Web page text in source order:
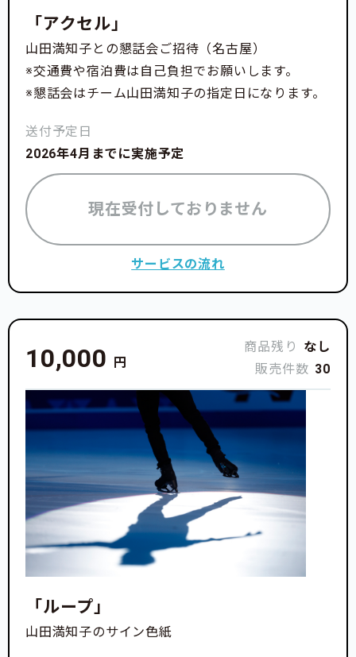
「アクセル」
山田満知子との懇話会ご招待（名古屋）
※交通費や宿泊費は自己負担でお願いします。
※懇話会はチーム山田満知子の指定日になります。
送付予定日
2026年4月までに実施予定
現在受付しておりません
サービスの流れ
10,000 円
商品残り
なし
販売件数 30
「ループ」
山田満知子のサイン色紙